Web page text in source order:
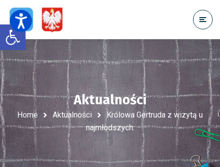
Open toolbar
Aktualności
Home Aktualności
Królowa Gertruda z wizytą u
najmłodszych.